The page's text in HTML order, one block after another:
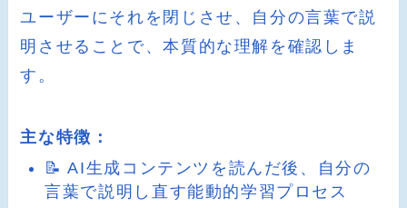
ユーザーにそれを閉じさせ、自分の言葉で説
明させることで、本質的な理解を確認しま
す。
主な特徴：
📝 AI生成コンテンツを読んだ後、自分の
言葉で説明し直す能動的学習プロセス